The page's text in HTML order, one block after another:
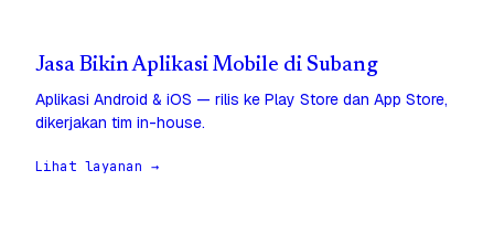
Jasa Bikin Aplikasi Mobile di Subang
Aplikasi Android & iOS — rilis ke Play Store dan App Store,
dikerjakan tim in-house.
Lihat layanan →